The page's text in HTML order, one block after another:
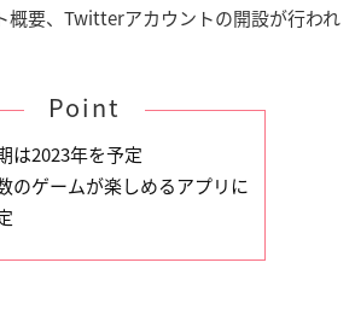
概要、Twitterアカウントの開設が行われ
Point
は2023年を予定
のゲームが楽しめるアプリに